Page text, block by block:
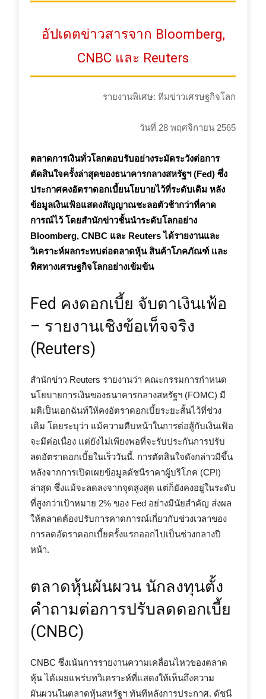
อัปเดตข่าวสารจาก Bloomberg,
CNBC และ Reuters
รายงานพิเศษ: ทีมข่าวเศรษฐกิจโลก
วันที่ 28 พฤศจิกายน 2565
ตลาดการเงินทั่วโลกตอบรับอย่างระมัดระวังต่อการ
ตัดสินใจครั้งล่าสุดของธนาคารกลางสหรัฐฯ (Fed) ซึ่ง
ประกาศคงอัตราดอกเบี้ยนโยบายไว้ที่ระดับเดิม หลัง
ข้อมูลเงินเฟ้อแสดงสัญญาณชะลอตัวช้ากว่าที่คาด
การณ์ไว้ โดยสำนักข่าวชั้นนำระดับโลกอย่าง
Bloomberg, CNBC และ Reuters ได้รายงานและ
วิเคราะห์ผลกระทบต่อตลาดหุ้น สินค้าโภคภัณฑ์ และ
ทิศทางเศรษฐกิจโลกอย่างเข้มข้น
Fed คงดอกเบี้ย จับตาเงินเฟ้อ
– รายงานเชิงข้อเท็จจริง
(Reuters)
สำนักข่าว Reuters รายงานว่า คณะกรรมการกำหนด
นโยบายการเงินของธนาคารกลางสหรัฐฯ (FOMC) มี
มติเป็นเอกฉันท์ให้คงอัตราดอกเบี้ยระยะสั้นไว้ที่ช่วง
เดิม โดยระบุว่า แม้ความคืบหน้าในการต่อสู้กับเงินเฟ้อ
จะมีต่อเนื่อง แต่ยังไม่เพียงพอที่จะรับประกันการปรับ
ลดอัตราดอกเบี้ยในเร็ววันนี้. การตัดสินใจดังกล่าวมีขึ้น
หลังจากการเปิดเผยข้อมูลดัชนีราคาผู้บริโภค (CPI)
ล่าสุด ซึ่งแม้จะลดลงจากจุดสูงสุด แต่ก็ยังคงอยู่ในระดับ
ที่สูงกว่าเป้าหมาย 2% ของ Fed อย่างมีนัยสำคัญ ส่งผล
ให้ตลาดต้องปรับการคาดการณ์เกี่ยวกับช่วงเวลาของ
การลดอัตราดอกเบี้ยครั้งแรกออกไปเป็นช่วงกลางปี
หน้า.
ตลาดหุ้นผันผวน นักลงทุนตั้ง
คำถามต่อการปรับลดดอกเบี้ย
(CNBC)
CNBC ซึ่งเน้นการรายงานความเคลื่อนไหวของตลาด
หุ้น ได้เผยแพร่บทวิเคราะห์ที่แสดงให้เห็นถึงความ
ผันผวนในตลาดหุ้นสหรัฐฯ ทันทีหลังการประกาศ. ดัชนี